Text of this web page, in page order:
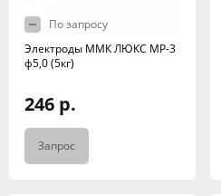
По запросу
Электроды ММК ЛЮКС МР-3
ф5,0 (5кг)
246 р.
Запрос